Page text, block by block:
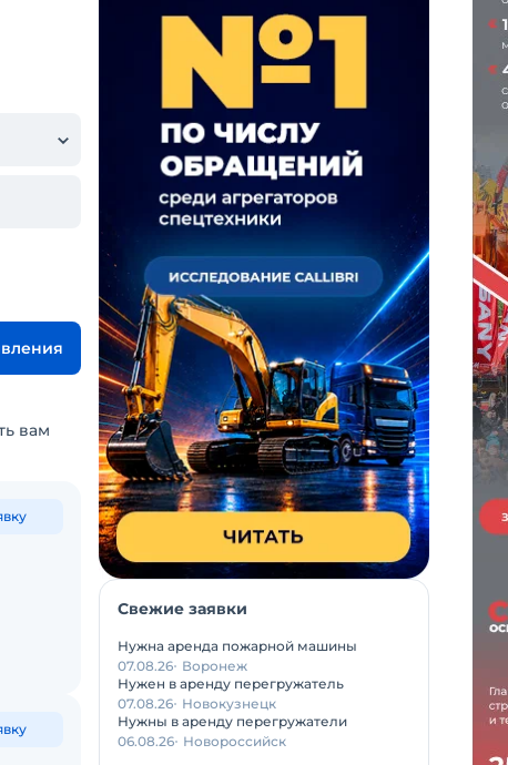
вам
Свежие заявки
Нужна аренда пожарной машины
07.08.26 Воронеж
Нужен в аренду перегружатель
07.08.26 Новокузнецк
Нужны в аренду перегружатели
06.08.26 Новороссийск